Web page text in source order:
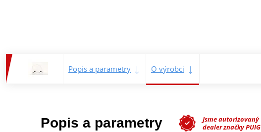
Popis a parametry O výrobci
Popis a parametry
Jsme autorizovaný
dealer značky PUIG